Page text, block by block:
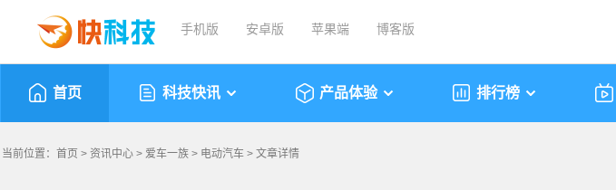
手机版 安卓版 苹果端 博客版
首页 科技快讯 产品体验 排行榜
当前位置： 首页 > 资讯中心 > 爱车一族 > 电动汽车 > 文章详情